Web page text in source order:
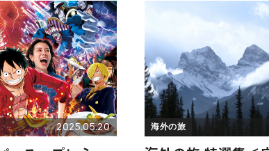
2025.05.20 海外の旅